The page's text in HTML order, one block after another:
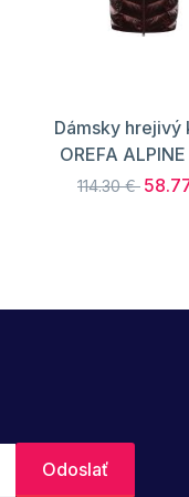
Dámsky hrejivý
OREFA ALPINE
114.30 €